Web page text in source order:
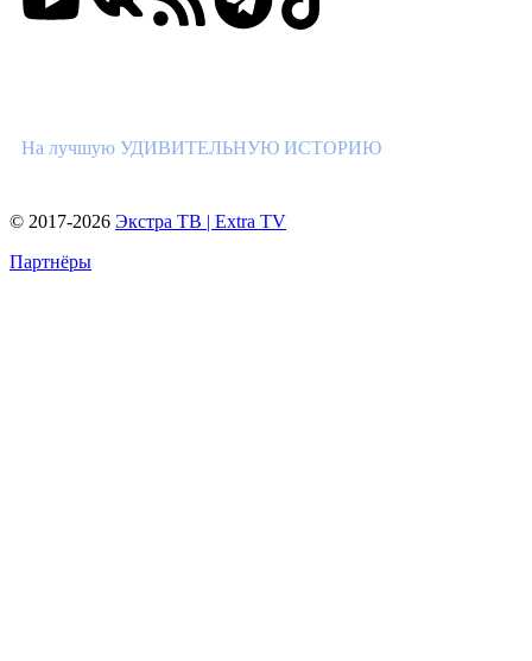
На лучшую УДИВИТЕЛЬНУЮ ИСТОРИЮ
© 2017-2026 Экстра ТВ | Extra TV
Партнёры